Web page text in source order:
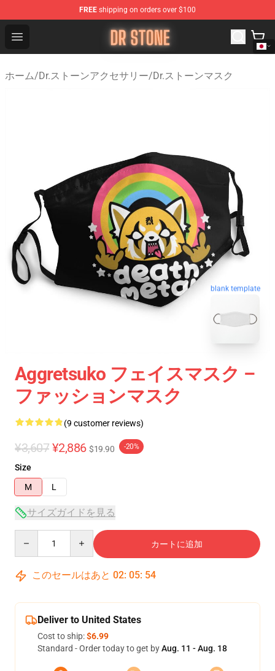
FREE shipping on orders over $100
Open menu
Dr Stone Store - Official Dr Stone Merchandise Shop
ホーム/Dr.ストーンアクセサリー/Dr.ストーンマスク
blank template
Aggretsuko フェイスマスク –
ファッションマスク
(9 customer reviews)
¥3,607 ¥2,886 $19.90 -20%
Size
M
L
サイズガイドを見る
カートに追加
このセールはあと 02: 05: 53
Deliver to United States
Cost to ship:$6.99
Standard - Order today to get byAug. 11 - Aug. 18